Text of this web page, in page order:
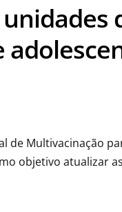
de Multivacinação
objetivo atualizar